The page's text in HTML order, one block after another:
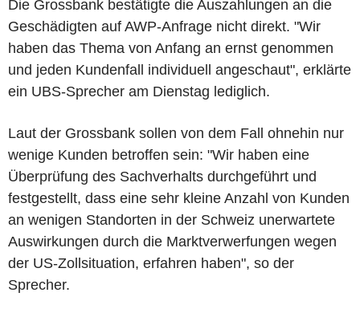
Die Grossbank bestätigte die Auszahlungen an die
Geschädigten auf AWP-Anfrage nicht direkt. "Wir
haben das Thema von Anfang an ernst genommen
und jeden Kundenfall individuell angeschaut", erklärte
ein UBS-Sprecher am Dienstag lediglich.
Laut der Grossbank sollen von dem Fall ohnehin nur
wenige Kunden betroffen sein: "Wir haben eine
Überprüfung des Sachverhalts durchgeführt und
festgestellt, dass eine sehr kleine Anzahl von Kunden
an wenigen Standorten in der Schweiz unerwartete
Auswirkungen durch die Marktverwerfungen wegen
der US-Zollsituation, erfahren haben", so der
Sprecher.